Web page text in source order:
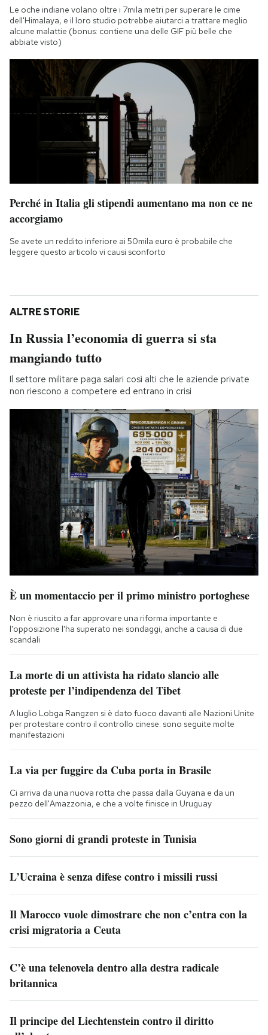
Le oche indiane volano oltre i 7mila metri per superare le cime
dell'Himalaya, e il loro studio potrebbe aiutarci a trattare meglio
alcune malattie (bonus: contiene una delle GIF più belle che
abbiate visto)
Perché in Italia gli stipendi aumentano ma non ce ne
accorgiamo
Se avete un reddito inferiore ai 50mila euro è probabile che
leggere questo articolo vi causi sconforto
ALTRE STORIE
In Russia l’economia di guerra si sta
mangiando tutto
Il settore militare paga salari così alti che le aziende private
non riescono a competere ed entrano in crisi
È un momentaccio per il primo ministro portoghese
Non è riuscito a far approvare una riforma importante e
l'opposizione l'ha superato nei sondaggi, anche a causa di due
scandali
La morte di un attivista ha ridato slancio alle
proteste per l’indipendenza del Tibet
A luglio Lobga Rangzen si è dato fuoco davanti alle Nazioni Unite
per protestare contro il controllo cinese: sono seguite molte
manifestazioni
La via per fuggire da Cuba porta in Brasile
Ci arriva da una nuova rotta che passa dalla Guyana e da un
pezzo dell'Amazzonia, e che a volte finisce in Uruguay
Sono giorni di grandi proteste in Tunisia
L’Ucraina è senza difese contro i missili russi
Il Marocco vuole dimostrare che non c’entra con la
crisi migratoria a Ceuta
C’è una telenovela dentro alla destra radicale
britannica
Il principe del Liechtenstein contro il diritto